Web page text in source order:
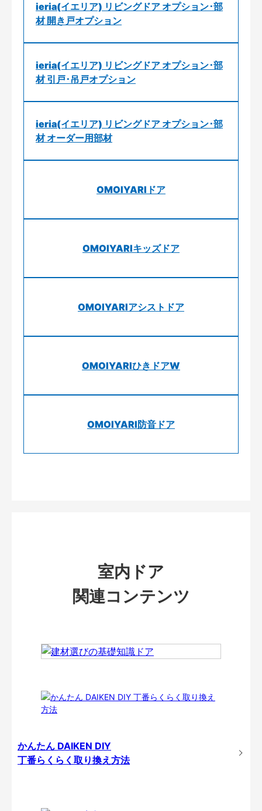
ieria(イエリア) リビングドア オプション･部
材 開き戸オプション
ieria(イエリア) リビングドア オプション･部
材 引戸･吊戸オプション
ieria(イエリア) リビングドア オプション･部
材 オーダー用部材
OMOIYARIドア
OMOIYARIキッズドア
OMOIYARIアシストドア
OMOIYARIひきドアW
OMOIYARI防音ドア
室内ドア
関連コンテンツ
かんたん DAIKEN DIY
丁番らくらく取り換え方法